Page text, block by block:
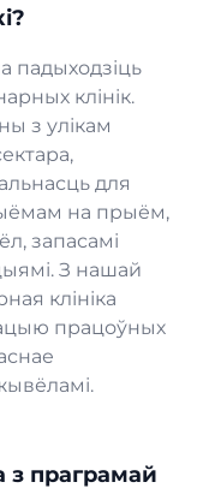
падыходзіць
клінік.
з улікам
для
на прыём,
запасамі
З нашай
клініка
працоўных
з праграмай